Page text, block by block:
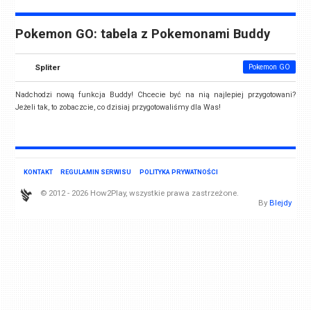
Pokemon GO: tabela z Pokemonami Buddy
Spliter Pokemon GO
Nadchodzi nową funkcja Buddy! Chcecie być na nią najlepiej przygotowani?
Jeżeli tak, to zobaczcie, co dzisiaj przygotowaliśmy dla Was!
KONTAKT REGULAMIN SERWISU POLITYKA PRYWATNOŚCI
© 2012 - 2026 How2Play, wszystkie prawa zastrzeżone.
By Blejdy